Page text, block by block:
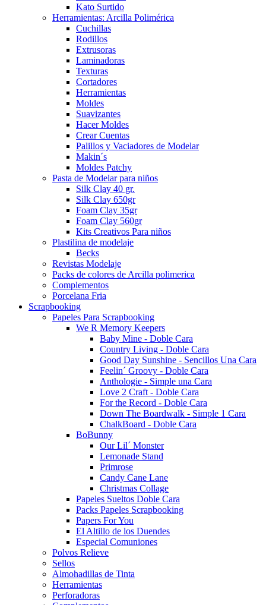
Kato Surtido
Herramientas: Arcilla Polimérica
Cuchillas
Rodillos
Extrusoras
Laminadoras
Texturas
Cortadores
Herramientas
Moldes
Suavizantes
Hacer Moldes
Crear Cuentas
Palillos y Vaciadores de Modelar
Makin´s
Moldes Patchy
Pasta de Modelar para niños
Silk Clay 40 gr.
Silk Clay 650gr
Foam Clay 35gr
Foam Clay 560gr
Kits Creativos Para niños
Plastilina de modelaje
Becks
Revistas Modelaje
Packs de colores de Arcilla polimerica
Complementos
Porcelana Fria
Scrapbooking
Papeles Para Scrapbooking
We R Memory Keepers
Baby Mine - Doble Cara
Country Living - Doble Cara
Good Day Sunshine - Sencillos Una Cara
Feelin´ Groovy - Doble Cara
Anthologie - Simple una Cara
Love 2 Craft - Doble Cara
For the Record - Doble Cara
Down The Boardwalk - Simple 1 Cara
ChalkBoard - Doble Cara
BoBunny
Our Lil´ Monster
Lemonade Stand
Primrose
Candy Cane Lane
Christmas Collage
Papeles Sueltos Doble Cara
Packs Papeles Scrapbooking
Papers For You
El Altillo de los Duendes
Especial Comuniones
Polvos Relieve
Sellos
Almohadillas de Tinta
Herramientas
Perforadoras